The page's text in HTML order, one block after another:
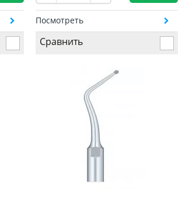
Посмотреть
Сравнить